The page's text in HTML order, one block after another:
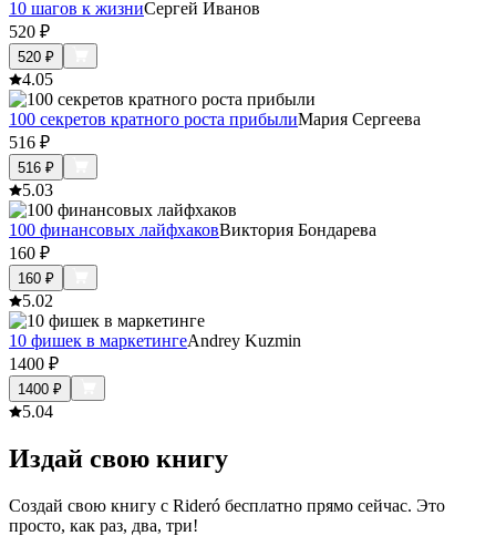
10 шагов к жизниСергей Иванов
520 ₽
520 ₽
4.05
100 секретов кратного роста прибылиМария Сергеева
516 ₽
516 ₽
5.03
100 финансовых лайфхаковВиктория Бондарева
160 ₽
160 ₽
5.02
10 фишек в маркетингеAndrey Kuzmin
1400 ₽
1400 ₽
5.04
Издай свою книгу
Создай свою книгу с Rideró бесплатно прямо сейчас. Это
просто, как раз, два, три!